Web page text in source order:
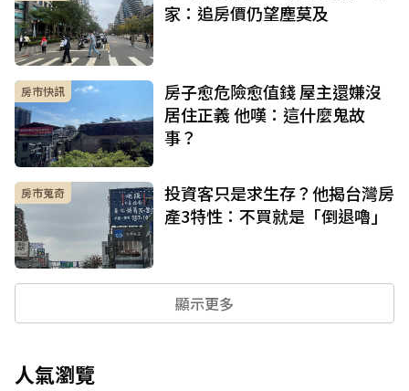
家：追房價仍望塵莫及
房市快訊
房子愈危險愈值錢 屋主還嫌沒
居住正義 他嘆：這什麼鬼故
事？
房市蒐奇
投資客只是求生存？他揭台灣房
產3特性：不買就是「倒退嚕」
顯示更多
人氣瀏覽